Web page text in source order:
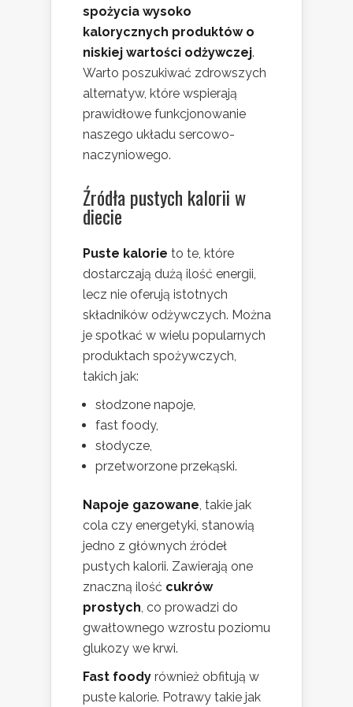
spożycia wysoko
kalorycznych produktów o
niskiej wartości odżywczej.
Warto poszukiwać zdrowszych
alternatyw, które wspierają
prawidłowe funkcjonowanie
naszego układu sercowo-
naczyniowego.
Źródła pustych kalorii w
diecie
Puste kalorie to te, które
dostarczają dużą ilość energii,
lecz nie oferują istotnych
składników odżywczych. Można
je spotkać w wielu popularnych
produktach spożywczych,
takich jak:
słodzone napoje,
fast foody,
słodycze,
przetworzone przekąski.
Napoje gazowane, takie jak
cola czy energetyki, stanowią
jedno z głównych źródeł
pustych kalorii. Zawierają one
znaczną ilość cukrów
prostych, co prowadzi do
gwałtownego wzrostu poziomu
glukozy we krwi.
Fast foody również obfitują w
puste kalorie. Potrawy takie jak